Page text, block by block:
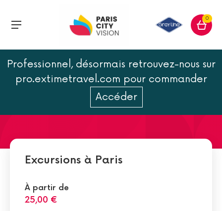
0
Professionnel, désormais retrouvez-nous sur
pro.extimetravel.com pour commander
Accéder
De Paris à Roissy : comment
se déplacer ?
Excursions à Paris
À partir de
25,00 €